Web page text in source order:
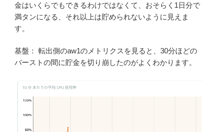
金はいくらでもできるわけではなくて、おそらく1日分で
満タンになる、それ以上は貯められないように見えま
す。
基盤： 転出側のaw1のメトリクスを見ると、30分ほどの
バーストの間に貯金を切り崩したのがよくわかります。